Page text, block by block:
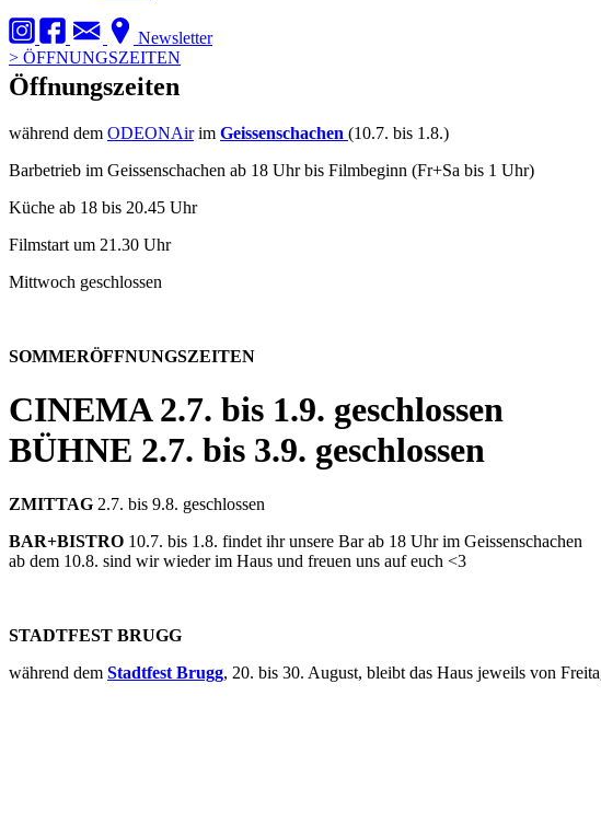
Newsletter
> ÖFFNUNGSZEITEN
Öffnungszeiten
während dem ODEONAirim Geissenschachen (10.7. bis 1.8.)
Barbetrieb im Geissenschachen ab 18 Uhr bis Filmbeginn (Fr+Sa bis 1 Uhr)
Küche ab 18 bis 20.45 Uhr
Filmstart um 21.30 Uhr
Mittwoch geschlossen
SOMMERÖFFNUNGSZEITEN
CINEMA2.7. bis 1.9. geschlossen
BÜHNE 2.7. bis 3.9. geschlossen
ZMITTAG 2.7. bis 9.8. geschlossen
BAR+BISTRO 10.7. bis 1.8. findet ihr unsere Bar ab 18 Uhr im Geissenschachen
ab dem 10.8. sind wir wieder im Haus und freuen uns auf euch <3
STADTFEST BRUGG
während dem Stadtfest Brugg, 20. bis 30. August, bleibt das Haus jeweils von